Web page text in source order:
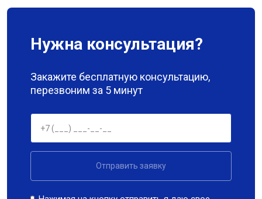
Нужна консультация?
Закажите бесплатную консультацию,
перезвоним за 5 минут
Отправить заявку